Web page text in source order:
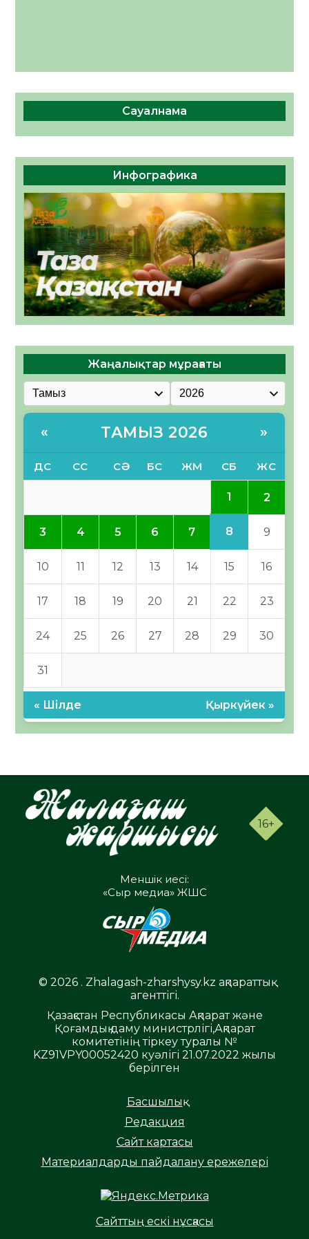
Сауалнама
Инфографика
Жаңалықтар мұрағаты
« ТАМЫЗ 2026 »
ДС СС СӘ БС ЖМ СБ ЖС
1 2
3 4 5 6 7 8 9
10 11 12 13 14 15 16
17 18 19 20 21 22 23
24 25 26 27 28 29 30
31
« Шілде Қыркүйек »
16+
Меншік иесі:
«Сыр медиа» ЖШС
© 2026 . Zhalagash-zharshysy.kz ақпараттық
агенттігі.
Қазақстан Республикасы Ақпарат және
Қоғамдық даму министрлігі,Ақпарат
комитетінің тіркеу туралы №
KZ91VPY00052420 куәлігі 21.07.2022 жылы
берілген
Басшылық
Редакция
Сайт картасы
Материалдарды пайдалану ережелері
Сайттың ескі нұсқасы